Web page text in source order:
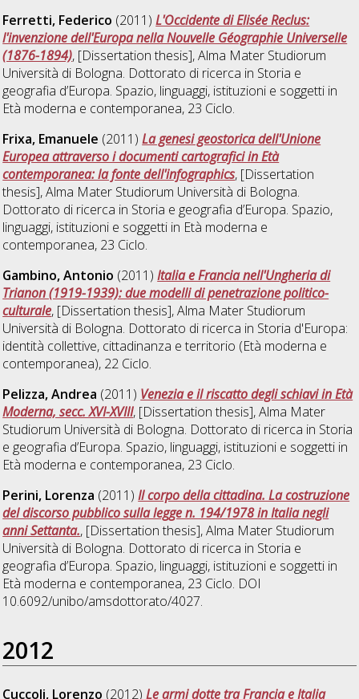
Ferretti, Federico (2011)L'Occidente di Elisée Reclus:
l'invenzione dell'Europa nella Nouvelle Géographie Universelle
(1876-1894), [Dissertation thesis], Alma Mater Studiorum
Università di Bologna. Dottorato di ricerca in Storia e
geografia d’Europa. Spazio, linguaggi, istituzioni e soggetti in
Età moderna e contemporanea, 23 Ciclo.
Frixa, Emanuele (2011)La genesi geostorica dell'Unione
Europea attraverso i documenti cartografici in Età
contemporanea: la fonte dell'infographics, [Dissertation
thesis], Alma Mater Studiorum Università di Bologna.
Dottorato di ricerca in Storia e geografia d’Europa. Spazio,
linguaggi, istituzioni e soggetti in Età moderna e
contemporanea, 23 Ciclo.
Gambino, Antonio (2011)Italia e Francia nell'Ungheria di
Trianon (1919-1939): due modelli di penetrazione politico-
culturale, [Dissertation thesis], Alma Mater Studiorum
Università di Bologna. Dottorato di ricerca in Storia d'Europa:
identità collettive, cittadinanza e territorio (Età moderna e
contemporanea), 22 Ciclo.
Pelizza, Andrea (2011) Venezia e il riscatto degli schiavi in Età
Moderna, secc. XVI-XVIII, [Dissertation thesis], Alma Mater
Studiorum Università di Bologna. Dottorato di ricerca in Storia
e geografia d’Europa. Spazio, linguaggi, istituzioni e soggetti in
Età moderna e contemporanea, 23 Ciclo.
Perini, Lorenza (2011)Il corpo della cittadina. La costruzione
del discorso pubblico sulla legge n. 194/1978 in Italia negli
anni Settanta., [Dissertation thesis], Alma Mater Studiorum
Università di Bologna. Dottorato di ricerca in Storia e
geografia d’Europa. Spazio, linguaggi, istituzioni e soggetti in
Età moderna e contemporanea, 23 Ciclo. DOI
10.6092/unibo/amsdottorato/4027.
2012
Cuccoli, Lorenzo (2012)Le armi dotte tra Francia e Italia